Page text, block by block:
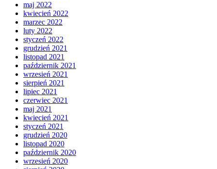
maj 2022
kwiecień 2022
marzec 2022
luty 2022
styczeń 2022
grudzień 2021
listopad 2021
październik 2021
wrzesień 2021
sierpień 2021
lipiec 2021
czerwiec 2021
maj 2021
kwiecień 2021
styczeń 2021
grudzień 2020
listopad 2020
październik 2020
wrzesień 2020